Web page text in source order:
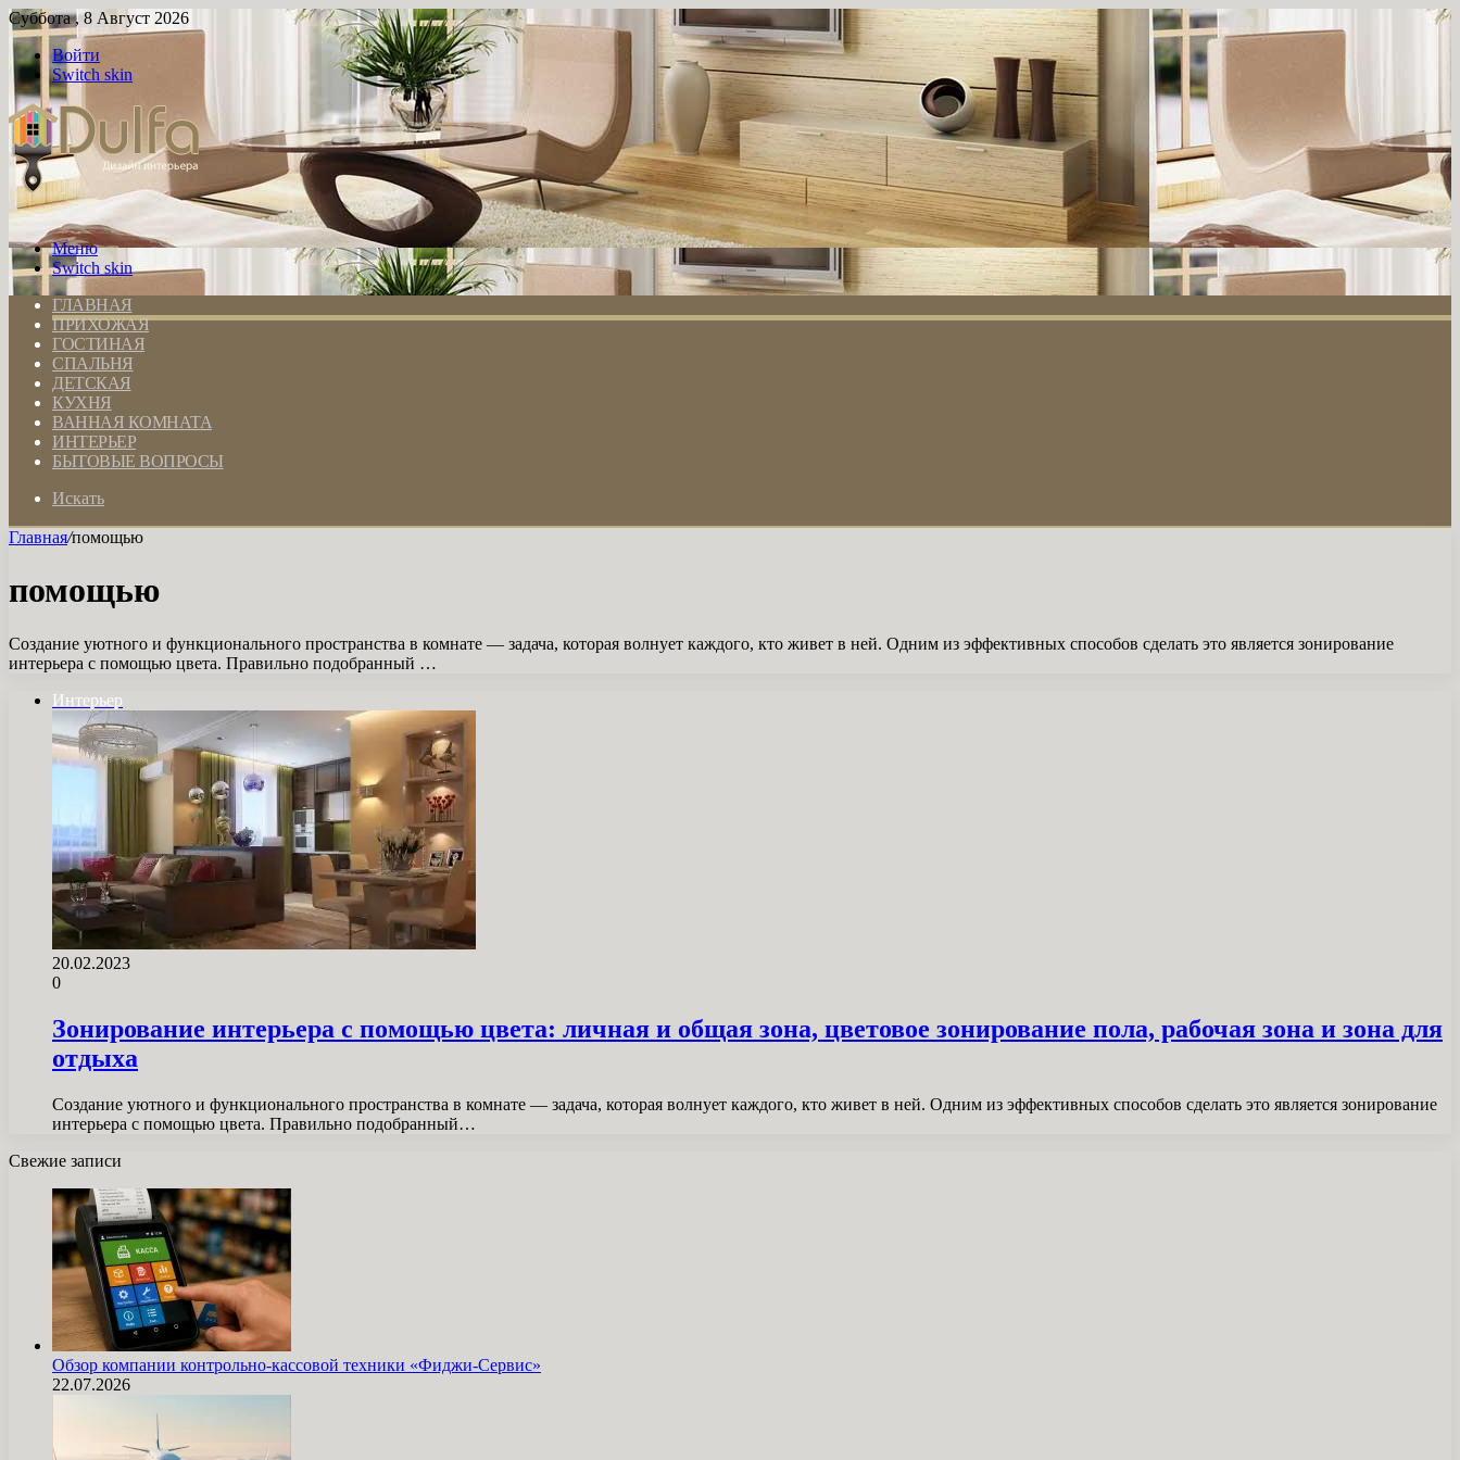
Суббота , 8 Август 2026
Войти
Switch skin
Меню
Switch skin
ГЛАВНАЯ
ПРИХОЖАЯ
ГОСТИНАЯ
СПАЛЬНЯ
ДЕТСКАЯ
КУХНЯ
ВАННАЯ КОМНАТА
ИНТЕРЬЕР
БЫТОВЫЕ ВОПРОСЫ
Искать
Главная/помощью
помощью
Создание уютного и функционального пространства в комнате — задача, которая волнует каждого, кто живет в ней. Одним из эффективных способов сделать это является зонирование
интерьера с помощью цвета. Правильно подобранный …
Интерьер
20.02.2023
0
Зонирование интерьера с помощью цвета: личная и общая зона, цветовое зонирование пола, рабочая зона и зона для
отдыха
Создание уютного и функционального пространства в комнате — задача, которая волнует каждого, кто живет в ней. Одним из эффективных способов сделать это является зонирование
интерьера с помощью цвета. Правильно подобранный…
Свежие записи
Обзор компании контрольно-кассовой техники «Фиджи-Сервис»
22.07.2026